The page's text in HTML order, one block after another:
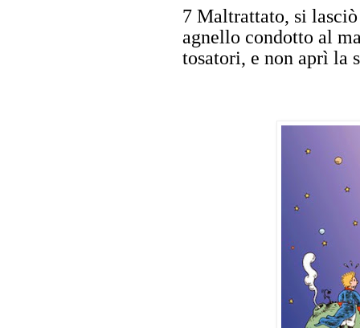
7 Maltrattato, si
agnello condotto al
tosatori, e non aprì la